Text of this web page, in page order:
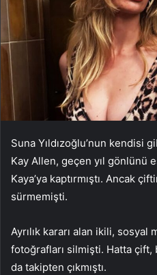
Suna Yıldızoğlu’nun kendisi
Kay Allen, geçen yıl gönlünü
Kaya’ya kaptırmıştı. Ancak
sürmemişti.
Ayrılık kararı alan ikili, sosyal
fotoğrafları silmişti. Hatta
da takipten çıkmıştı.